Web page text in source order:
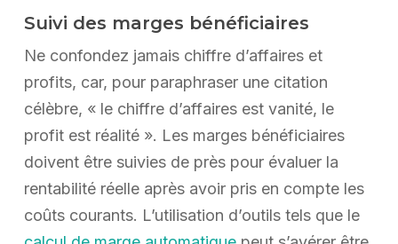
Suivi des marges bénéficiaires
Ne confondez jamais chiffre d’affaires et
profits, car, pour paraphraser une citation
célèbre, « le chiffre d’affaires est vanité, le
profit est réalité ». Les marges bénéficiaires
doivent être suivies de près pour évaluer la
rentabilité réelle après avoir pris en compte les
coûts courants. L’utilisation d’outils tels que le